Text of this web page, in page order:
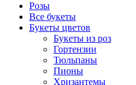
Розы
Все букеты
Букеты цветов
Букеты из роз
Гортензии
Тюльпаны
Пионы
Хризантемы